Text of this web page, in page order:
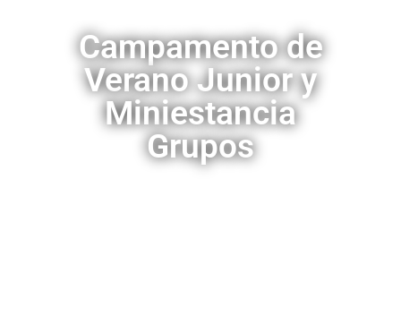
Campamento de
Verano Junior y
Miniestancia
Grupos